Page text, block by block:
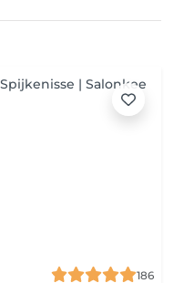
186